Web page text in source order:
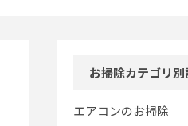
お掃除カテゴリ
エアコンのお掃除